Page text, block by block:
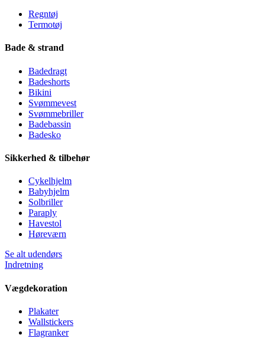
Regntøj
Termotøj
Bade & strand
Badedragt
Badeshorts
Bikini
Svømmevest
Svømmebriller
Badebassin
Badesko
Sikkerhed & tilbehør
Cykelhjelm
Babyhjelm
Solbriller
Paraply
Havestol
Høreværn
Se alt udendørs
Indretning
Vægdekoration
Plakater
Wallstickers
Flagranker